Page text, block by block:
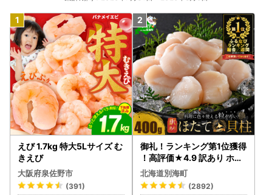
えび 1.7kg 特大5Lサイズ む
きえび
大阪府泉佐野市
(391)
御礼！ランキング第1位獲得
！高評価★4.9 訳あり ホタ
テ 400g（ほたて 帆立 貝柱
冷凍 ）
北海道別海町
(2892)